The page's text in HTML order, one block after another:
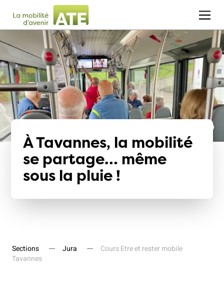
À Tavannes, la mobilité
se partage… même
sous la pluie !
Sections Jura
Cours Etre et rester mobile
Tavannes